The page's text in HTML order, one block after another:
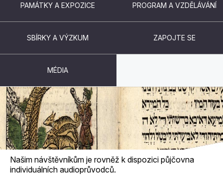
PAMÁTKY A EXPOZICE PROGRAM A VZDĚLÁVÁNÍ
SBÍRKY A VÝZKUM ZAPOJTE SE
MÉDIA
AUDIOPRŮVODCI
Našim návštěvníkům je rovněž k dispozici půjčovna
individuálních audioprůvodců.